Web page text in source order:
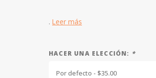
. Leer más
HACER UNA ELECCIÓN: *
Por defecto - $35.00